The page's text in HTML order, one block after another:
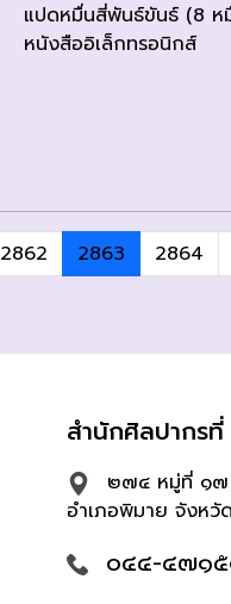
แปดหมื่นสี่พันธ์ขันธ์ (8 ห
หนังสืออิเล็กทรอนิกส์
2862 2863 2864
สำนักศิลปากร
๒๗๔ หมู่ที่ ๑๗
อำเภอพิมาย จังหวั
๐๔๔-๔๗๑